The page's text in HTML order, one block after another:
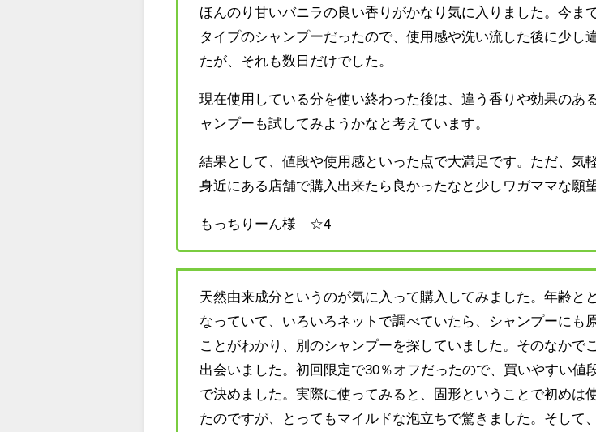
ほんのり甘いバニラの良い香りがかなり気に入りました。今ま
タイプのシャンプーだったので、使用感や洗い流した後に少し
たが、それも数日だけでした。
現在使用している分を使い終わった後は、違う香りや効果のあ
ャンプーも試してみようかなと考えています。
結果として、値段や使用感といった点で大満足です。ただ、気
身近にある店舗で購入出来たら良かったなと少しワガママな願
もっちりーん様 ☆4
天然由来成分というのが気に入って購入してみました。年齢と
なっていて、いろいろネットで調べていたら、シャンプーにも
ことがわかり、別のシャンプーを探していました。そのなかで
出会いました。初回限定で30％オフだったので、買いやすい値
で決めました。実際に使ってみると、固形ということで初めは
たのですが、とってもマイルドな泡立ちで驚きました。そして